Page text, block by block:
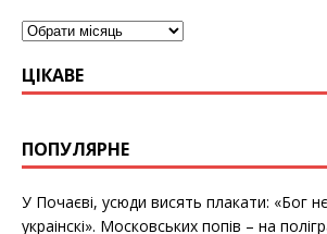
ЦІКАВЕ
ПОПУЛЯРНЕ
У Почаєві, усюди висять плакати: «Бог
украінскі». Московських попів – на